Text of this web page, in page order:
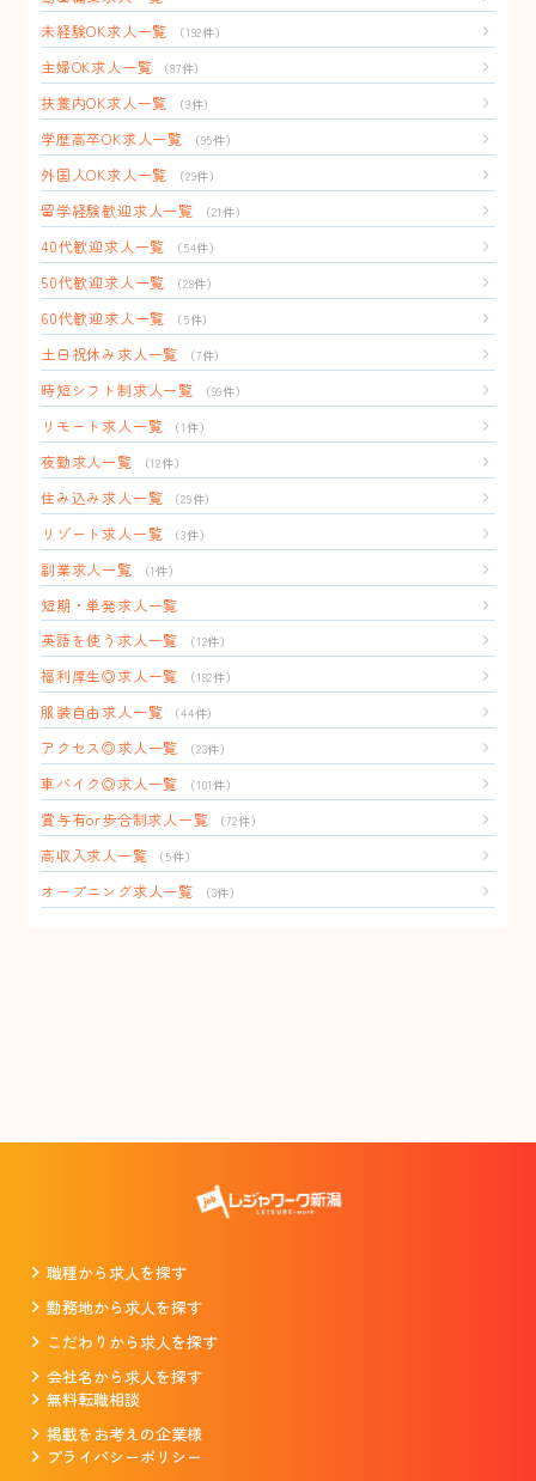
未経験OK求人一覧
（192件）
主婦OK求人一覧 （87件）
扶養内OK求人一覧 （3件）
学歴高卒OK求人一覧 （95件）
外国人OK求人一覧 （29件）
留学経験歓迎求人一覧 （21件）
40代歓迎求人一覧 （54件）
50代歓迎求人一覧 （28件）
60代歓迎求人一覧 （5件）
土日祝休み求人一覧 （7件）
時短シフト制求人一覧 （99件）
リモート求人一覧 （1件）
夜勤求人一覧 （12件）
住み込み求人一覧 （29件）
リゾート求人一覧 （3件）
副業求人一覧 （1件）
短期・単発求人一覧
英語を使う求人一覧
（12件）
福利厚生◎求人一覧 （182件）
服装自由求人一覧 （44件）
アクセス◎求人一覧 （23件）
車バイク◎求人一覧 （101件）
賞与有or歩合制求人一覧 （72件）
高収入求人一覧 （5件）
オープニング求人一覧 （3件）
職種から求人を探す
勤務地から求人を探す
こだわりから求人を探す
会社名から求人を探す
無料転職相談
掲載をお考えの企業様
プライバシーポリシー